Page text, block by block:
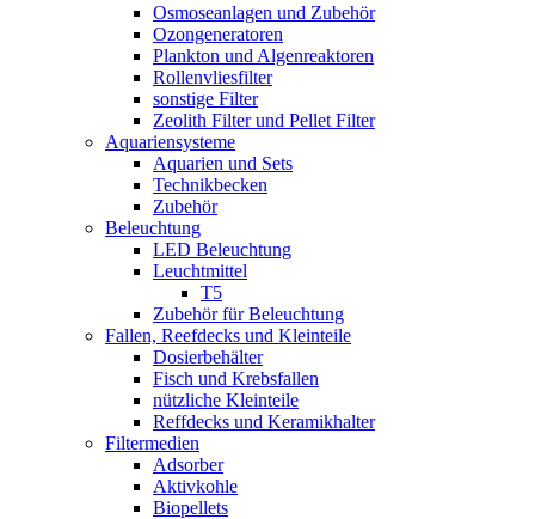
Osmoseanlagen und Zubehör
Ozongeneratoren
Plankton und Algenreaktoren
Rollenvliesfilter
sonstige Filter
Zeolith Filter und Pellet Filter
Aquariensysteme
Aquarien und Sets
Technikbecken
Zubehör
Beleuchtung
LED Beleuchtung
Leuchtmittel
T5
Zubehör für Beleuchtung
Fallen, Reefdecks und Kleinteile
Dosierbehälter
Fisch und Krebsfallen
nützliche Kleinteile
Reffdecks und Keramikhalter
Filtermedien
Adsorber
Aktivkohle
Biopellets